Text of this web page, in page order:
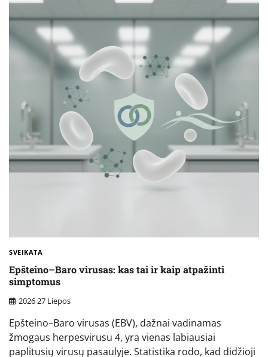
SVEIKATA
Epšteino–Baro virusas: kas tai ir kaip atpažinti
simptomus
2026 27 Liepos
Epšteino–Baro virusas (EBV), dažnai vadinamas
žmogaus herpesvirusu 4, yra vienas labiausiai
paplitusių virusų pasaulyje. Statistika rodo, kad didžioji